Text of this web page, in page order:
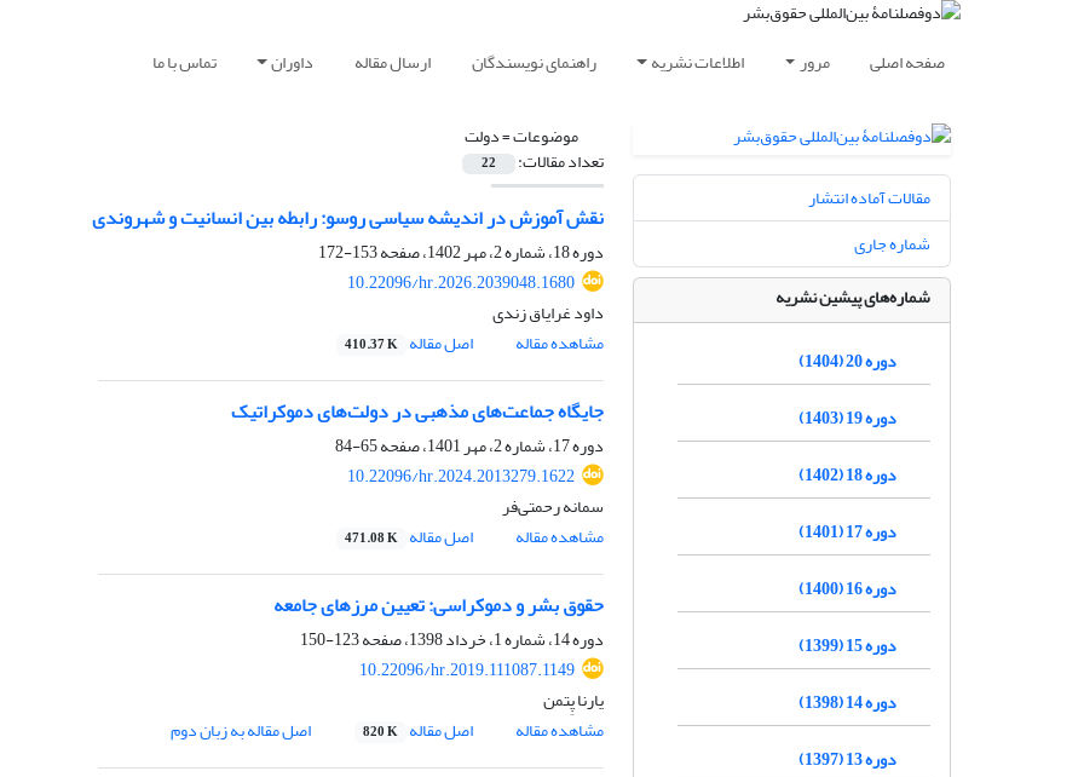
صفحه اصلی مرور اطلاعات نشریه راهنمای نویسندگان ارسال مقاله داوران تماس با ما
موضوعات =دولت
تعداد مقالات: 22
نقش آموزش در اندیشه سیاسی روسو: رابطه بین انسانیت و شهروندی
دوره 18، شماره 2، مهر 1402، صفحه
153-172
10.22096/hr.2026.2039048.1680
داود غرایاق زندی
مشاهده مقاله
اصل مقاله 410.37 K
جایگاه جماعت‌های مذهبی در دولت‌های دموکراتیک
دوره 17، شماره 2، مهر 1401، صفحه
65-84
10.22096/hr.2024.2013279.1622
سمانه رحمتی‌فر
مشاهده مقاله
اصل مقاله 471.08 K
حقوق بشر و دموکراسی: تعیین مرزهای جامعه
دوره 14، شماره 1، خرداد 1398، صفحه
123-150
10.22096/hr.2019.111087.1149
یارنا پِتمن
مشاهده مقاله
اصل مقاله 820 K اصل مقاله به زبان دوم
مقالات آماده انتشار
شماره جاری
شماره‌های پیشین نشریه
دوره 20 (1404)
دوره 19 (1403)
دوره 18 (1402)
دوره 17 (1401)
دوره 16 (1400)
دوره 15 (1399)
دوره 14 (1398)
دوره 13 (1397)